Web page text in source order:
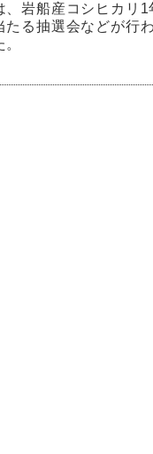
、岩船産コシヒカリ
たる抽選会などが行